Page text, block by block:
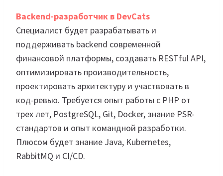
Backend-разработчик в DevCats
Специалист будет разрабатывать и
поддерживать backend современной
финансовой платформы, создавать RESTful API,
оптимизировать производительность,
проектировать архитектуру и участвовать в
код-ревью. Требуется опыт работы с PHP от
трех лет, PostgreSQL, Git, Docker, знание PSR-
стандартов и опыт командной разработки.
Плюсом будет знание Java, Kubernetes,
RabbitMQ и CI/CD.